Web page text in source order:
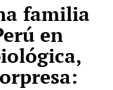
familia
en